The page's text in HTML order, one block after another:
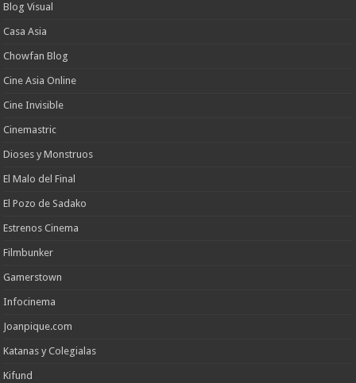
Blog Visual
Casa Asia
Chowfan Blog
Cine Asia Online
Cine Invisible
Cinemastric
Dioses y Monstruos
El Malo del Final
El Pozo de Sadako
Estrenos Cinema
Filmbunker
Gamerstown
Infocinema
Joanpique.com
Katanas y Colegialas
Kifund